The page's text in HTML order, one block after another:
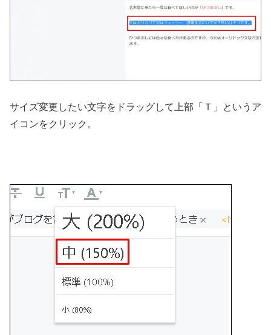
サイズ変更したい文字をドラッグして上部「Ｔ」というア
イコンをクリック。